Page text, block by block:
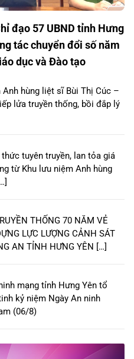
đạo 57 UBND tỉnh Hưng
tác chuyển đổi số năm
dục và Đào tạo
Anh hùng liệt sĩ Bùi Thị Cúc –
lửa truyền thống, bồi đắp lý
tuyên truyền, lan tỏa giá
từ Khu lưu niệm Anh hùng
THỐNG 70 NĂM VẺ
LỰC LƯỢNG CẢNH SÁT
AN TỈNH HƯNG YÊN […]
mạng tỉnh Hưng Yên tổ
kỷ niệm Ngày An ninh
(06/8)